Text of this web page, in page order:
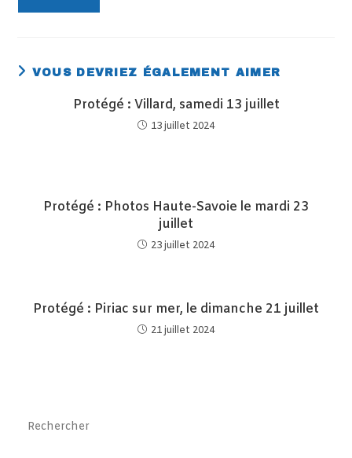
VOUS DEVRIEZ ÉGALEMENT AIMER
Protégé : Villard, samedi 13 juillet
13 juillet 2024
Protégé : Photos Haute-Savoie le mardi 23
juillet
23 juillet 2024
Protégé : Piriac sur mer, le dimanche 21 juillet
21 juillet 2024